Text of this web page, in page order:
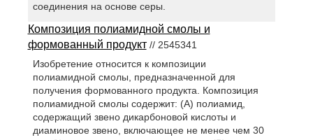
соединения на основе серы.
Композиция полиамидной смолы и
формованный продукт// 2545341
Изобретение относится к композиции
полиамидной смолы, предназначенной для
получения формованного продукта. Композиция
полиамидной смолы содержит: (А) полиамид,
содержащий звено дикарбоновой кислоты и
диаминовое звено, включающее не менее чем 30